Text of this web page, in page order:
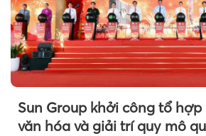
Sun Group khởi công tổ hợp
văn hóa và giải trí quy mô